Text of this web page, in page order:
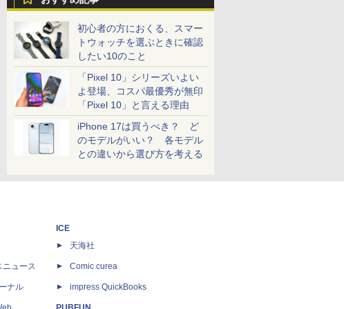
初心者の方におくる、スマー
トウォッチを選ぶときに確認
したい10のこと
「Pixel 10」シリーズいよい
よ登場、コスパ最優秀が無印
「Pixel 10」と言える理由
iPhone 17は買うべき？ ど
のモデルがいい？ 各モデル
との違いから選び方を考える
ニュース
ナル
ICE
天海社
Comic curea
impress QuickBooks